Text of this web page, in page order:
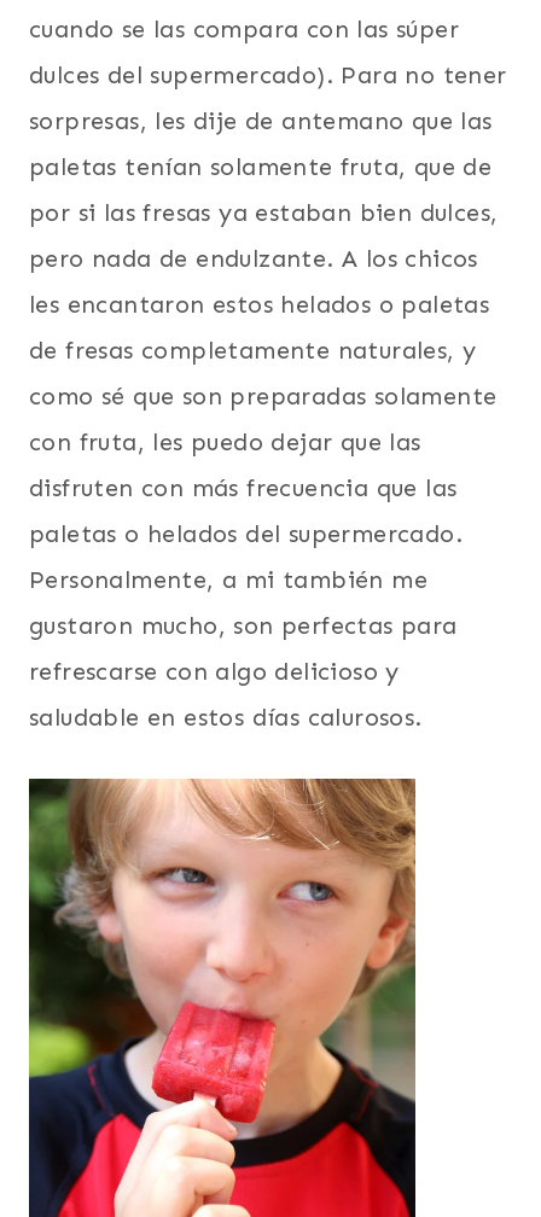
cuando se las compara con las súper
dulces del supermercado). Para no tener
sorpresas, les dije de antemano que las
paletas tenían solamente fruta, que de
por si las fresas ya estaban bien dulces,
pero nada de endulzante. A los chicos
les encantaron estos helados o paletas
de fresas completamente naturales, y
como sé que son preparadas solamente
con fruta, les puedo dejar que las
disfruten con más frecuencia que las
paletas o helados del supermercado.
Personalmente, a mi también me
gustaron mucho, son perfectas para
refrescarse con algo delicioso y
saludable en estos días calurosos.